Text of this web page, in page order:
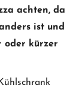
achten, da
ist und
oder kürzer